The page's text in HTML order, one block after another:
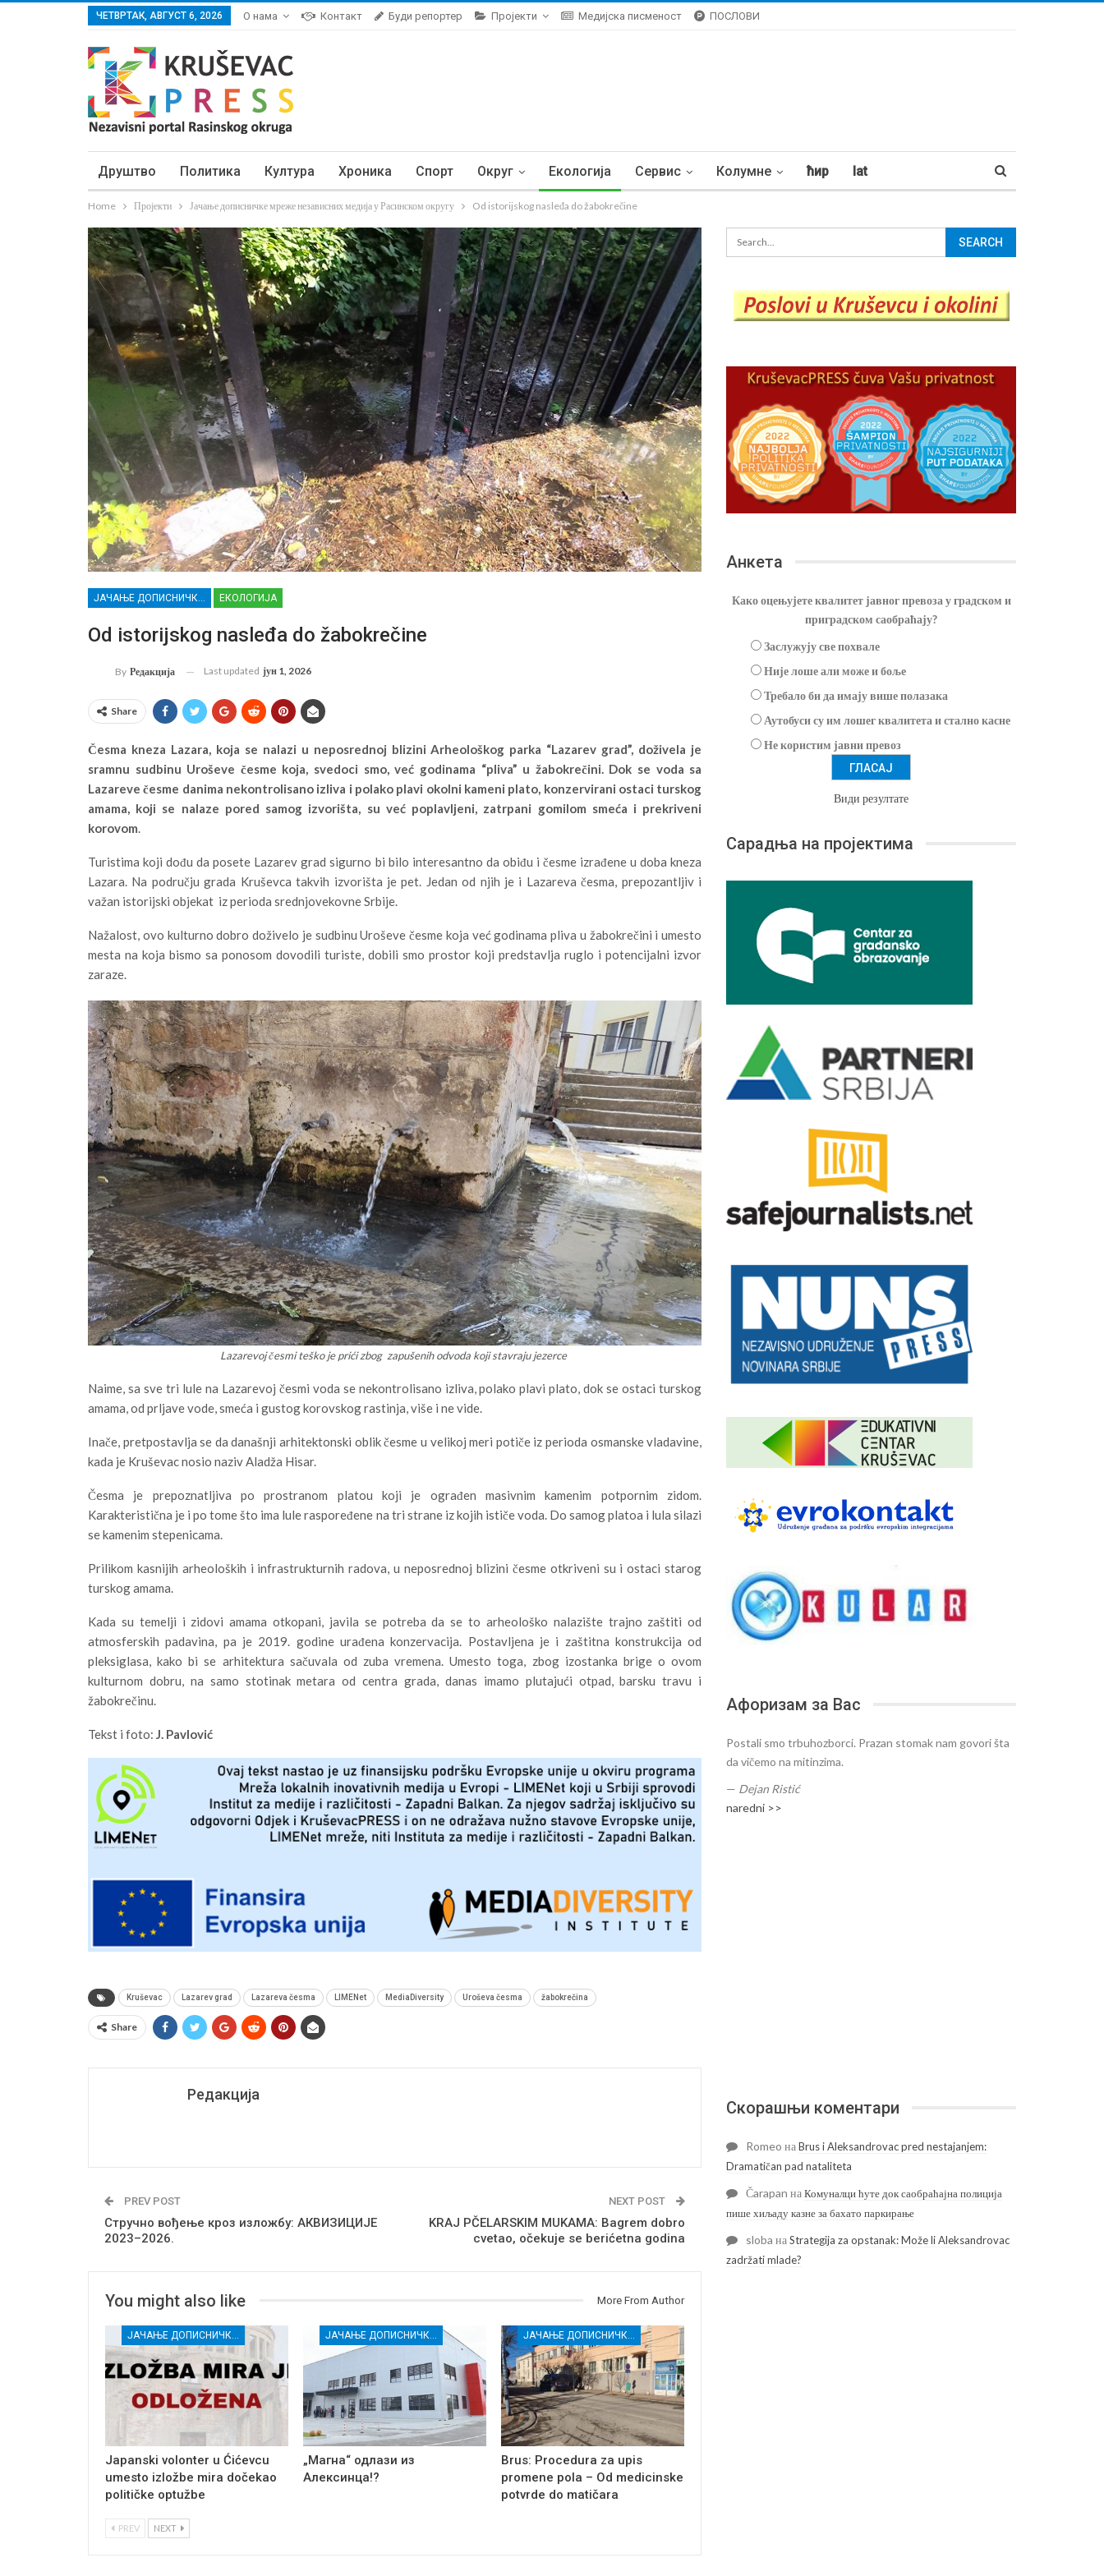
ЧЕТВРТАК, АВГУСТ 6, 2026 О нама Контакт Буди репортер Пројекти Медијска писменост ПОСЛОВИ
Друштво Политика Култура Хроника Спорт Округ Екологија Сервис Колумне ћир lat
Home Пројекти Јачање дописничке мреже независних медија у Расинском округу Od istorijskog nasleđa do žabokrečine
ЈАЧАЊЕ ДОПИСНИЧКЕ МРЕЖЕ НЕЗАВИСНИХ МЕДИЈА У РАСИНСКОМ ОКРУГУ ЕКОЛОГИЈА
Od istorijskog nasleđa do žabokrečine
By Редакција Last updated јун 1, 2026
Share
Česma kneza Lazara, koja se nalazi u neposrednoj blizini Arheološkog parka “Lazarev grad”, doživela je
sramnu sudbinu Uroševe česme koja, svedoci smo, već godinama “pliva” u žabokrečini. Dok se voda sa
Lazareve česme danima nekontrolisano izliva i polako plavi okolni kameni plato, konzervirani ostaci turskog
amama, koji se nalaze pored samog izvorišta, su već poplavljeni, zatrpani gomilom smeća i prekriveni
korovom.
Turistima koji dođu da posete Lazarev grad sigurno bi bilo interesantno da obiđu i česme izrađene u doba kneza
Lazara. Na području grada Kruševca takvih izvorišta je pet. Jedan od njih je i Lazareva česma, prepozantljiv i
važan istorijski objekat iz perioda srednjovekovne Srbije.
Nažalost, ovo kulturno dobro doživelo je sudbinu Uroševe česme koja već godinama pliva u žabokrečini i umesto
mesta na koja bismo sa ponosom dovodili turiste, dobili smo prostor koji predstavlja ruglo i potencijalni izvor
zaraze.
Lazarevoj česmi teško je prići zbog zapušenih odvoda koji stavraju jezerce
Naime, sa sve tri lule na Lazarevoj česmi voda se nekontrolisano izliva, polako plavi plato, dok se ostaci turskog
amama, od prljave vode, smeća i gustog korovskog rastinja, više i ne vide.
Inače, pretpostavlja se da današnji arhitektonski oblik česme u velikoj meri potiče iz perioda osmanske vladavine,
kada je Kruševac nosio naziv Aladža Hisar.
Česma je prepoznatljiva po prostranom platou koji je ograđen masivnim kamenim potpornim zidom.
Karakteristična je i po tome što ima lule raspoređene na tri strane iz kojih ističe voda. Do samog platoa i lula silazi
se kamenim stepenicama.
Prilikom kasnijih arheoloških i infrastrukturnih radova, u neposrednoj blizini česme otkriveni su i ostaci starog
turskog amama.
Kada su temelji i zidovi amama otkopani, javila se potreba da se to arheološko nalazište trajno zaštiti od
atmosferskih padavina, pa je 2019. godine urađena konzervacija. Postavljena je i zaštitna konstrukcija od
pleksiglasa, kako bi se arhitektura sačuvala od zuba vremena. Umesto toga, zbog izostanka brige o ovom
kulturnom dobru, na samo stotinak metara od centra grada, danas imamo plutajući otpad, barsku travu i
žabokrečinu.
Tekst i foto: J. Pavlović
Kruševac Lazarev grad Lazareva česma LIMENet MediaDiversity Uroševa česma žabokrečina
Share
Редакција
PREV POST
Стручно вођење кроз изложбу: АКВИЗИЦИЈЕ
2023–2026.
NEXT POST
KRAJ PČELARSKIM MUKAMA: Bagrem dobro
cvetao, očekuje se berićetna godina
You might also like More From Author
ЈАЧАЊЕ ДОПИСНИЧКЕ МРЕЖЕ НЕЗАВИСНИХ МЕДИЈА У РАСИНСКОМ ОКРУГУ
Japanski volonter u Ćićevcu
umesto izložbe mira dočekao
političke optužbe
ЈАЧАЊЕ ДОПИСНИЧКЕ МРЕЖЕ НЕЗАВИСНИХ МЕДИЈА У РАСИНСКОМ ОКРУГУ
„Магна“ одлази из
Алексинца!?
ЈАЧАЊЕ ДОПИСНИЧКЕ МРЕЖЕ НЕЗАВИСНИХ МЕДИЈА У РАСИНСКОМ ОКРУГУ
Brus: Procedura za upis
promene pola – Od medicinske
potvrde do matičara
PREV NEXT
Анкета
Како оцењујете квалитет јавног превоза у градском и
приградском саобраћају?
Заслужују све похвале
Није лоше али може и боље
Требало би да имају више полазака
Аутобуси су им лошег квалитета и стално касне
Не користим јавни превоз
Види резултате
Сарадња на пројектима
Афоризам за Вас
Postali smo trbuhozborci. Prazan stomak nam govori šta
da vičemo na mitinzima.
— Dejan Ristić
naredni >>
Скорашњи коментари
Romeo наBrus i Aleksandrovac pred nestajanjem:
Dramatičan pad nataliteta
Čarapan наКомуналци ћуте док саобраћајна полиција
пише хиљаду казне за бахато паркирање
sloba наStrategija za opstanak: Može li Aleksandrovac
zadržati mlade?